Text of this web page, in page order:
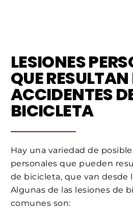
LESIONES
QUE RESULTAN
ACCIDENTES
BICICLETA
Hay una variedad de
personales que pueden
de bicicleta, que van desde
Algunas de las lesiones de
comunes son: